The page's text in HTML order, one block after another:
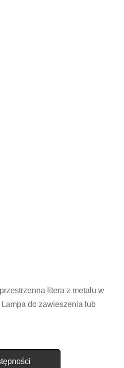
litera z metalu w
do zawieszenia lub